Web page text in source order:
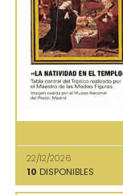
22/12/2026
10 DISPONIBLES